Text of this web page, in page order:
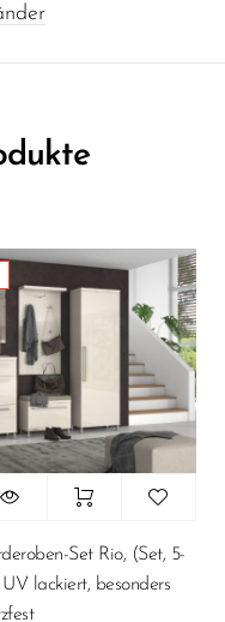
Set Rio, (Set, 5-
UV lackiert, besonders